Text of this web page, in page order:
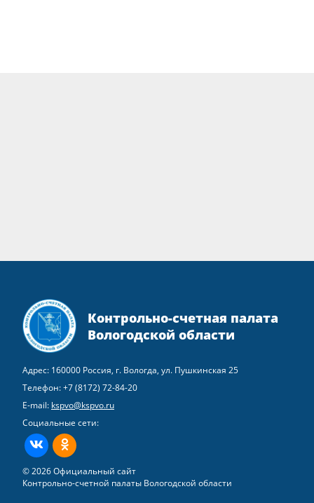
Контрольно-счетная палата
Вологодской области
Адрес: 160000 Россия, г. Вологда, ул. Пушкинская 25
Телефон:+7 (8172) 72-84-20
E-mail: kspvo@kspvo.ru
Социальные сети:
ВКонтактеОдноклассники
© 2026 Официальный сайт
Контрольно-счетной палаты Вологодской области